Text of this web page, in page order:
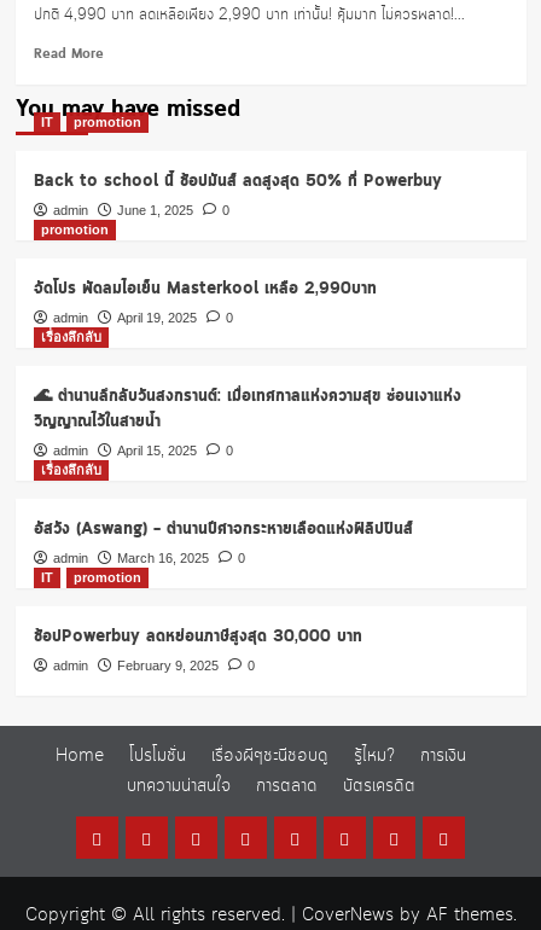
ปกติ 4,990 บาท ลดเหลือเพียง 2,990 บาท เท่านั้น! คุ้มมาก ไม่ควรพลาด!...
Read MoreRead
about
จัด
ไอ
เย็น
Masterkool
2,990บาท
You may have missed
IT promotion
Back to school นี้ ช้อปมันส์ ลดสูงสุด 50% ที่ Powerbuy
admin June 1, 2025
0
promotion
จัดโปร พัดลมไอเย็น Masterkool เหลือ 2,990บาท
admin April 19, 2025
0
เรื่องลึกลับ
🌊 ตำนานลึกลับวันสงกรานต์: เมื่อเทศกาลแห่งความสุข ซ่อนเงาแห่ง
วิญญาณไว้ในสายน้ำ
admin April 15, 2025
0
เรื่องลึกลับ
อัสวัง (Aswang) – ตำนานปีศาจกระหายเลือดแห่งฟิลิปปินส์
admin March 16, 2025
0
IT
promotion
ช้อปPowerbuy ลดหย่อนภาษีสูงสุด 30,000 บาท
admin February 9, 2025 0
Home โปรโมชั่น เรื่องผีๆชะนีชอบดู รู้ไหม?
การเงิน
บทความน่าสนใจ
การตลาด บัตรเครดิต
Home โปร
เรื่อง
รู้
การ
บทความการ
บัตร
Copyright © All rights reserved. | CoverNewsby AF themes.